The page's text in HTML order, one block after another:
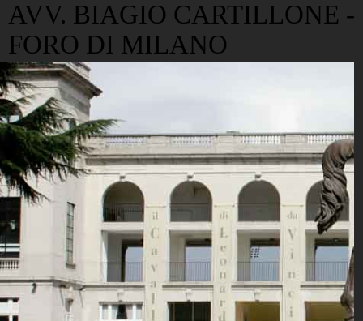
AVV. BIAGIO CARTILLONE -
FORO DI MILANO